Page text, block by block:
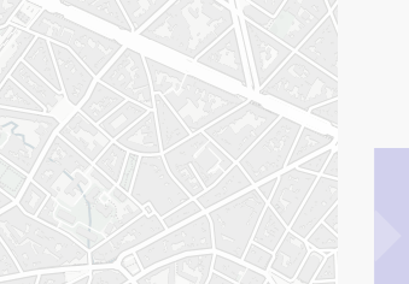
Phase d'étude
La phase d’étude du Contrat